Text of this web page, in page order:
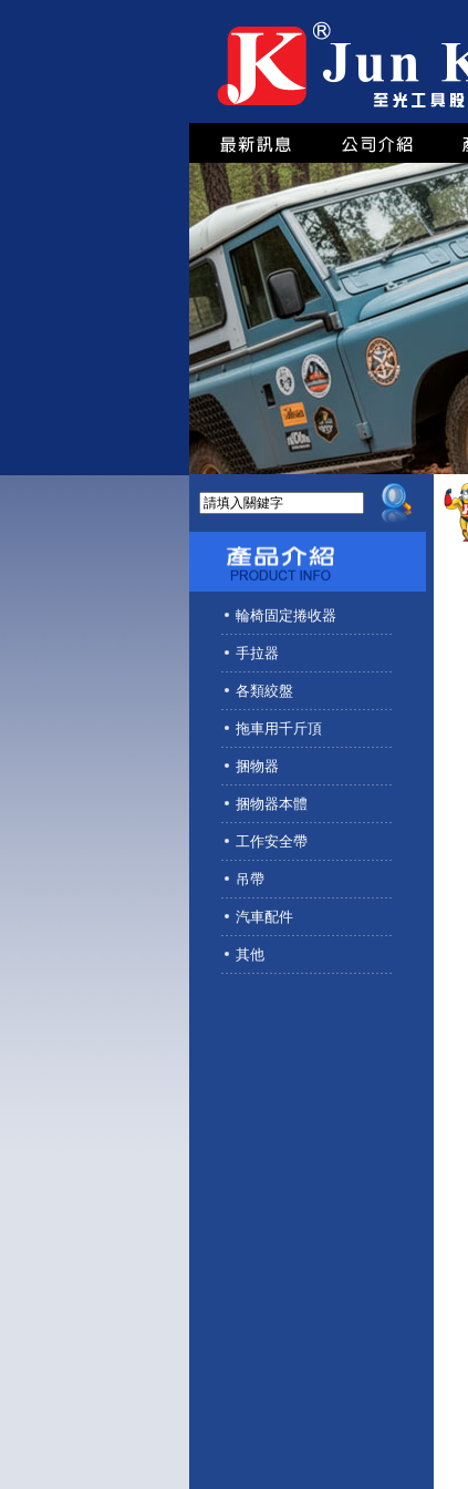
輪椅固定捲收器
手拉器
各類絞盤
拖車用千斤頂
捆物器
捆物器本體
工作安全帶
吊帶
汽車配件
其他